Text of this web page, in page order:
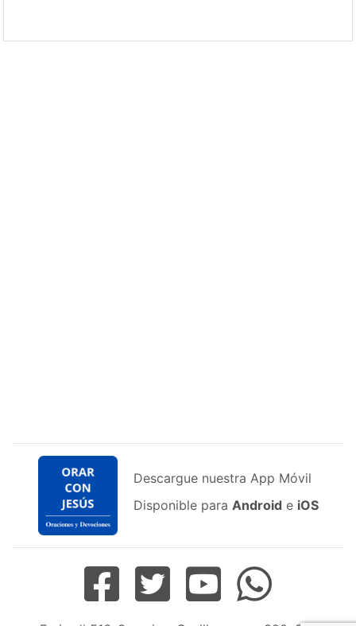
Descargue nuestra App Móvil
Disponible para Android e iOS